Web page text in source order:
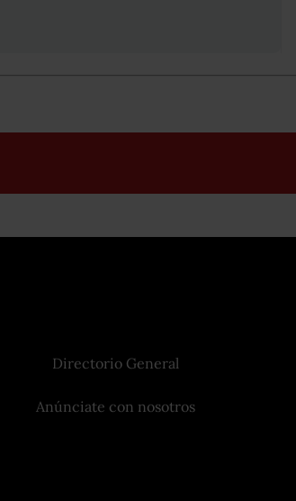
Directorio General
Anúnciate con nosotros